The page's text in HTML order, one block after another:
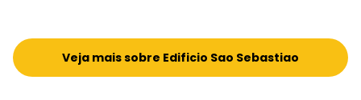
Veja mais sobre Edificio Sao Sebastiao